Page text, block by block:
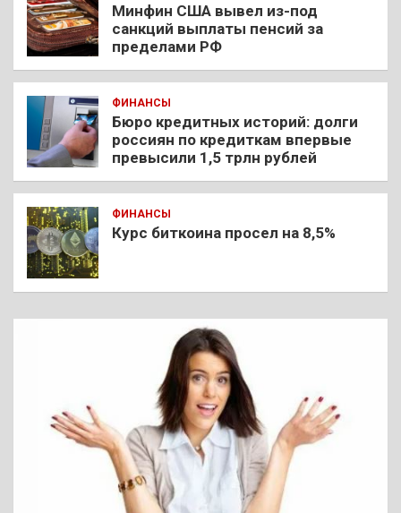
Минфин США вывел из-под
санкций выплаты пенсий за
пределами РФ
ФИНАНСЫ
Бюро кредитных историй: долги
россиян по кредиткам впервые
превысили 1,5 трлн рублей
ФИНАНСЫ
Курс биткоина просел на 8,5%